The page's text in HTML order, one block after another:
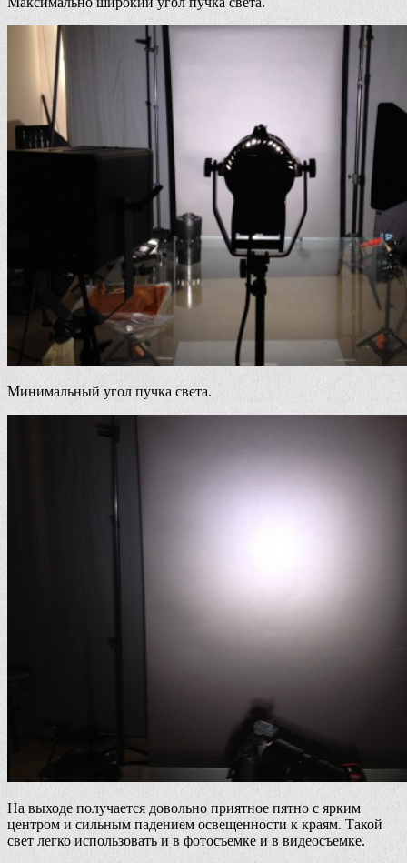
Минимальный угол пучка света.
На выходе получается довольно приятное пятно с ярким
центром и сильным падением освещенности к краям. Такой
свет легко использовать и в фотосъемке и в видеосъемке.